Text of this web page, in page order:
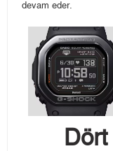
devam eder.